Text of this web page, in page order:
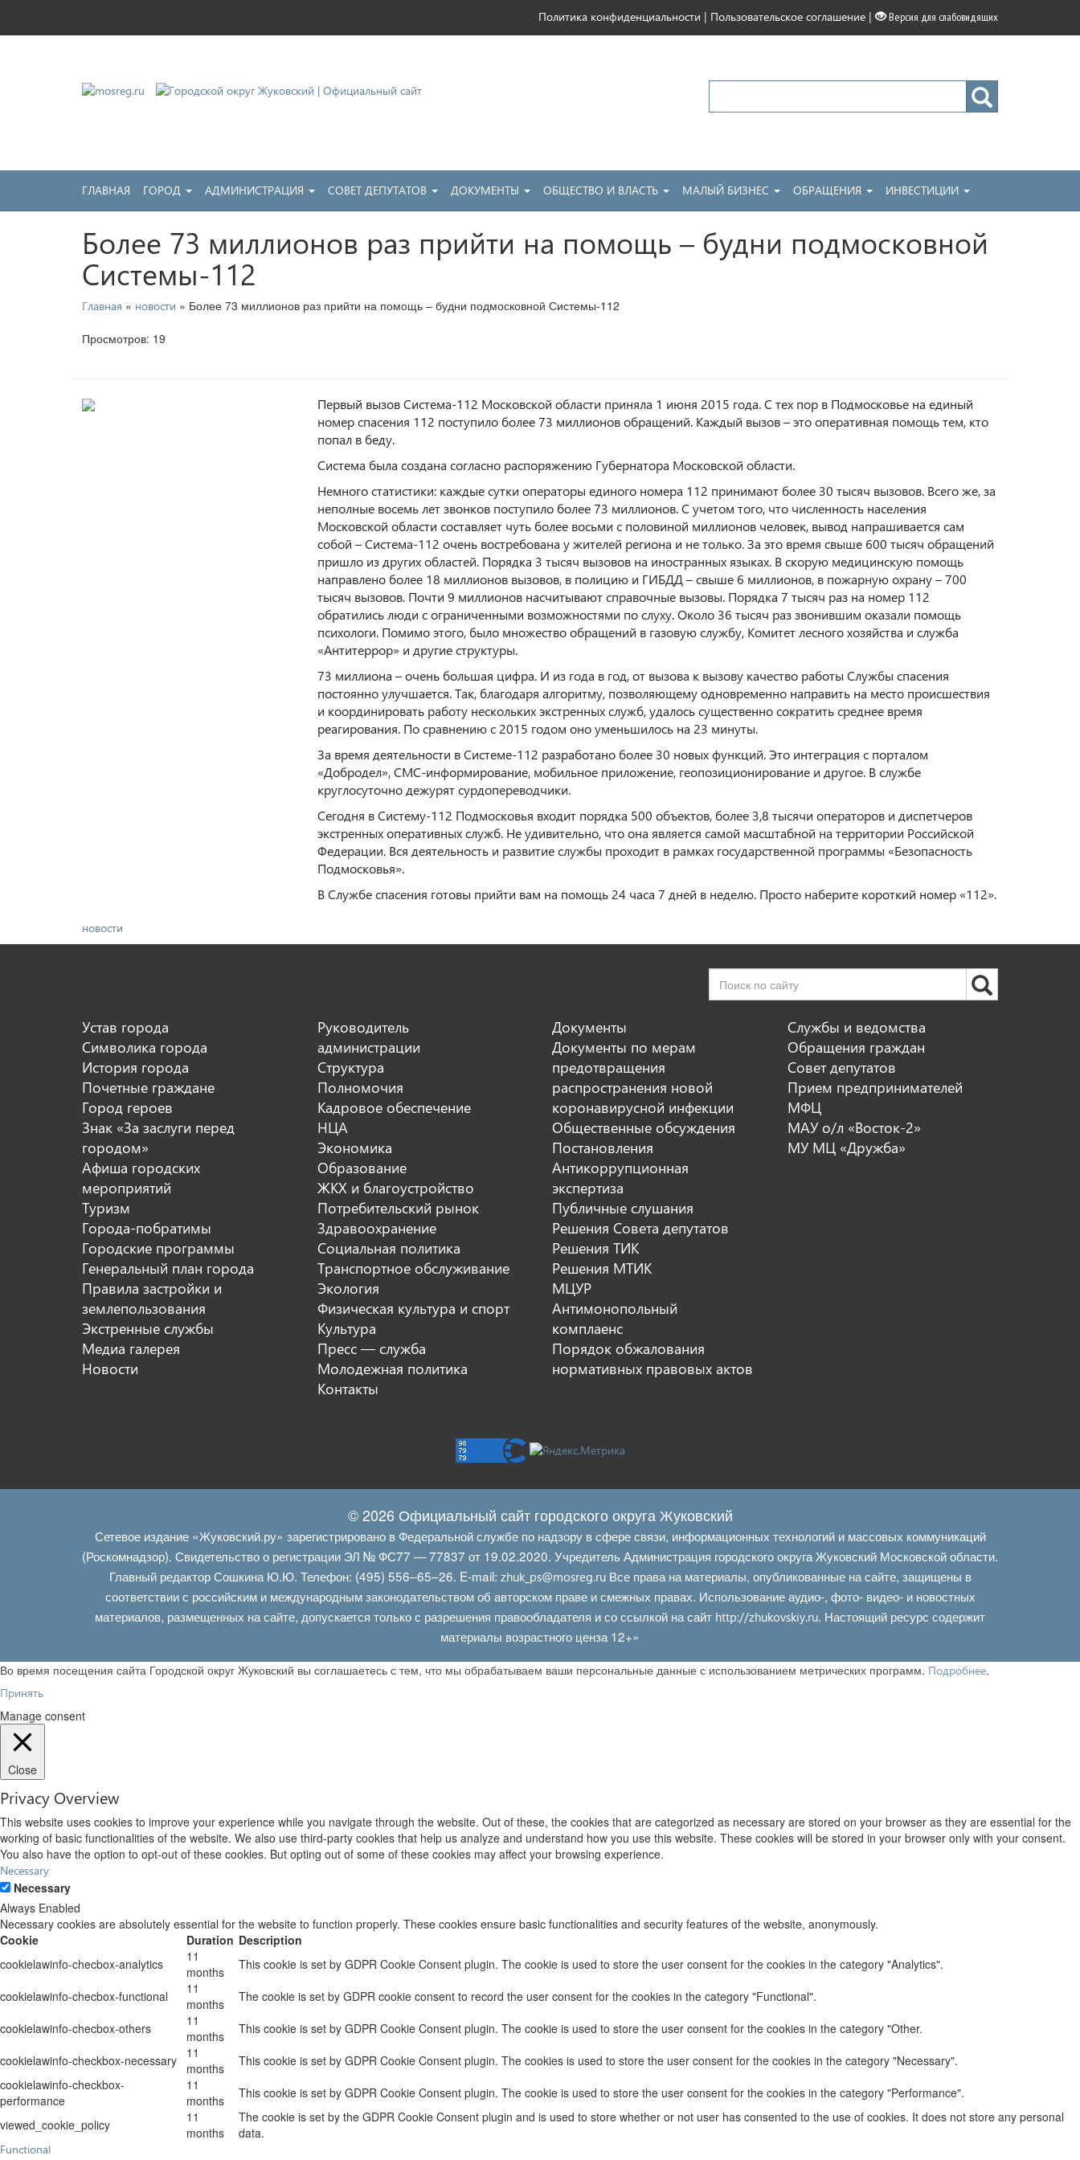
Политика конфиденциальности | Пользовательское соглашение | Версия для слабовидящих
ГЛАВНАЯ ГОРОД АДМИНИСТРАЦИЯ СОВЕТ ДЕПУТАТОВ ДОКУМЕНТЫ ОБЩЕСТВО И ВЛАСТЬ МАЛЫЙ БИЗНЕС ОБРАЩЕНИЯ ИНВЕСТИЦИИ
Более 73 миллионов раз прийти на помощь – будни подмосковной
Системы-112
Главная » новости » Более 73 миллионов раз прийти на помощь – будни подмосковной Системы-112
Просмотров: 19
Первый вызов Система-112 Московской области приняла 1 июня 2015 года. С тех пор в Подмосковье на единый
номер спасения 112 поступило более 73 миллионов обращений. Каждый вызов – это оперативная помощь тем, кто
попал в беду.
Система была создана согласно распоряжению Губернатора Московской области.
Немного статистики: каждые сутки операторы единого номера 112 принимают более 30 тысяч вызовов. Всего же, за
неполные восемь лет звонков поступило более 73 миллионов. С учетом того, что численность населения
Московской области составляет чуть более восьми с половиной миллионов человек, вывод напрашивается сам
собой – Система-112 очень востребована у жителей региона и не только. За это время свыше 600 тысяч обращений
пришло из других областей. Порядка 3 тысяч вызовов на иностранных языках. В скорую медицинскую помощь
направлено более 18 миллионов вызовов, в полицию и ГИБДД – свыше 6 миллионов, в пожарную охрану – 700
тысяч вызовов. Почти 9 миллионов насчитывают справочные вызовы. Порядка 7 тысяч раз на номер 112
обратились люди с ограниченными возможностями по слуху. Около 36 тысяч раз звонившим оказали помощь
психологи. Помимо этого, было множество обращений в газовую службу, Комитет лесного хозяйства и служба
«Антитеррор» и другие структуры.
73 миллиона – очень большая цифра. И из года в год, от вызова к вызову качество работы Службы спасения
постоянно улучшается. Так, благодаря алгоритму, позволяющему одновременно направить на место происшествия
и координировать работу нескольких экстренных служб, удалось существенно сократить среднее время
реагирования. По сравнению с 2015 годом оно уменьшилось на 23 минуты.
За время деятельности в Системе-112 разработано более 30 новых функций. Это интеграция с порталом
«Добродел», СМС-информирование, мобильное приложение, геопозиционирование и другое. В службе
круглосуточно дежурят сурдопереводчики.
Сегодня в Систему-112 Подмосковья входит порядка 500 объектов, более 3,8 тысячи операторов и диспетчеров
экстренных оперативных служб. Не удивительно, что она является самой масштабной на территории Российской
Федерации. Вся деятельность и развитие службы проходит в рамках государственной программы «Безопасность
Подмосковья».
В Службе спасения готовы прийти вам на помощь 24 часа 7 дней в неделю. Просто наберите короткий номер «112».
новости
Устав города
Символика города
История города
Почетные граждане
Город героев
Знак «За заслуги перед
городом»
Афиша городских
мероприятий
Туризм
Города-побратимы
Городские программы
Генеральный план города
Правила застройки и
землепользования
Экстренные службы
Медиа галерея
Новости
Руководитель
администрации
Структура
Полномочия
Кадровое обеспечение
НЦА
Экономика
Образование
ЖКХ и благоустройство
Потребительский рынок
Здравоохранение
Социальная политика
Транспортное обслуживание
Экология
Физическая культура и спорт
Культура
Пресс — служба
Молодежная политика
Контакты
Документы
Документы по мерам
предотвращения
распространения новой
коронавирусной инфекции
Общественные обсуждения
Постановления
Антикоррупционная
экспертиза
Публичные слушания
Решения Совета депутатов
Решения ТИК
Решения МТИК
МЦУР
Антимонопольный
комплаенс
Порядок обжалования
нормативных правовых актов
Службы и ведомства
Обращения граждан
Совет депутатов
Прием предпринимателей
МФЦ
МАУ о/л «Восток-2»
МУ МЦ «Дружба»
© 2026 Официальный сайт городского округа Жуковский
Сетевое издание «Жуковский.ру» зарегистрировано в Федеральной службе по надзору в сфере связи, информационных технологий и массовых коммуникаций
(Роскомнадзор). Свидетельство о регистрации ЭЛ № ФС77 — 77837 от 19.02.2020. Учредитель Администрация городского округа Жуковский Московской области.
Главный редактор Сошкина Ю.Ю. Телефон: (495) 556–65–26. E‑mail: zhuk_ps@mosreg.ruВсе права на материалы, опубликованные на сайте, защищены в
соответствии с российским и международным законодательством об авторском праве и смежных правах. Использование аудио-, фото- видео- и новостных
материалов, размещенных на сайте, допускается только с разрешения правообладателя и со ссылкой на сайт http://zhukovskiy.ru. Настоящий ресурс содержит
материалы возрастного ценза 12+»
Во время посещения сайта Городской округ Жуковский вы соглашаетесь с тем, что мы обрабатываем ваши персональные данные с использованием метрических программ. Подробнее.
Принять
Manage consent
Close
Privacy Overview
This website uses cookies to improve your experience while you navigate through the website. Out of these, the cookies that are categorized as necessary are stored on your browser as they are essential for the
working of basic functionalities of the website. We also use third-party cookies that help us analyze and understand how you use this website. These cookies will be stored in your browser only with your consent.
You also have the option to opt-out of these cookies. But opting out of some of these cookies may affect your browsing experience.
Necessary
Necessary
Always Enabled
Necessary cookies are absolutely essential for the website to function properly. These cookies ensure basic functionalities and security features of the website, anonymously.
Cookie
Duration Description
cookielawinfo-checbox-analytics
11
months
This cookie is set by GDPR Cookie Consent plugin. The cookie is used to store the user consent for the cookies in the category "Analytics".
cookielawinfo-checbox-functional
11
months
The cookie is set by GDPR cookie consent to record the user consent for the cookies in the category "Functional".
cookielawinfo-checbox-others
11
months
This cookie is set by GDPR Cookie Consent plugin. The cookie is used to store the user consent for the cookies in the category "Other.
cookielawinfo-checkbox-necessary
11
months
This cookie is set by GDPR Cookie Consent plugin. The cookies is used to store the user consent for the cookies in the category "Necessary".
cookielawinfo-checkbox-
performance
11
months
This cookie is set by GDPR Cookie Consent plugin. The cookie is used to store the user consent for the cookies in the category "Performance".
viewed_cookie_policy
11
months
The cookie is set by the GDPR Cookie Consent plugin and is used to store whether or not user has consented to the use of cookies. It does not store any personal
data.
Functional